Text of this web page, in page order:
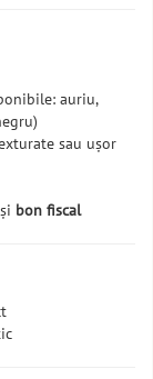
auriu,
sau ușor
și bon fiscal